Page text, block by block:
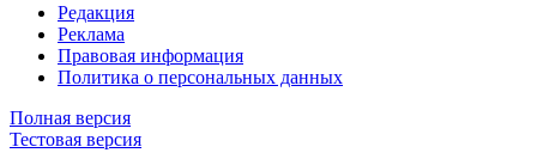
Редакция
Реклама
Правовая информация
Политика о персональных данных
Полная версия
Тестовая версия